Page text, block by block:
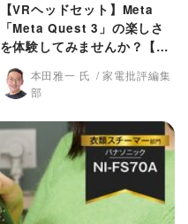
【VRヘッドセット】Meta
「Meta Quest 3」の楽しさ
を体験してみませんか？【家
電批評2024年ベストバイ】
本田雅一 氏
家電批評編集
部